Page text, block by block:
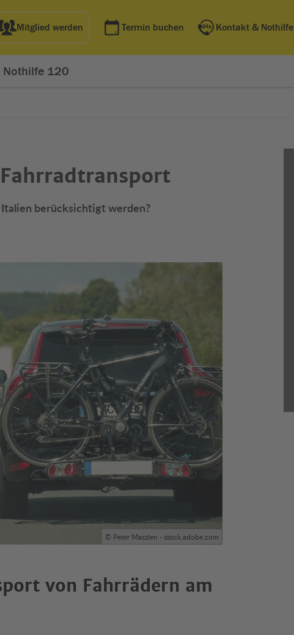
Mitglied werden Termin buchen Kontakt & Nothilfe
Nothilfe 120
Italien berücksichtigt werden?
© Peter Maszlen - stock.adobe.com
von Fahrrädern am